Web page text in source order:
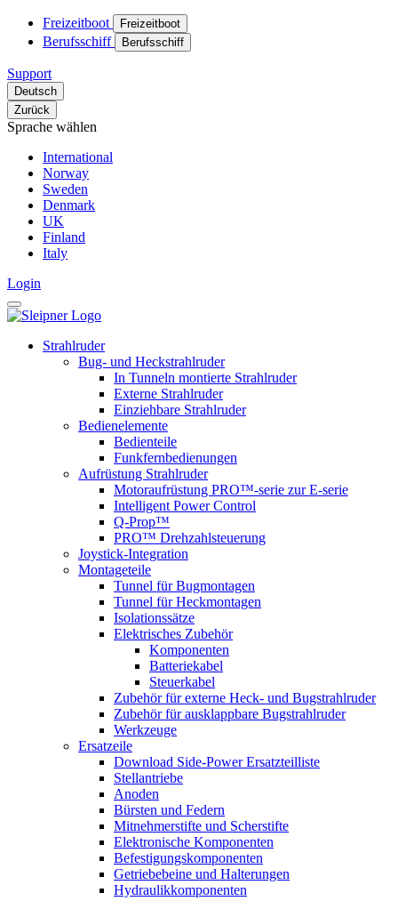
Freizeitboot Freizeitboot
Berufsschiff Berufsschiff
Support
Deutsch
Zurück
Sprache wählen
International
Norway
Sweden
Denmark
UK
Finland
Italy
Login
Strahlruder
Bug- und Heckstrahlruder
In Tunneln montierte Strahlruder
Externe Strahlruder
Einziehbare Strahlruder
Bedienelemente
Bedienteile
Funkfernbedienungen
Aufrüstung Strahlruder
Motoraufrüstung PRO™-serie zur E-serie
Intelligent Power Control
Q-Prop™
PRO™ Drehzahlsteuerung
Joystick-Integration
Montageteile
Tunnel für Bugmontagen
Tunnel für Heckmontagen
Isolationssätze
Elektrisches Zubehör
Komponenten
Batteriekabel
Steuerkabel
Zubehör für externe Heck- und Bugstrahlruder
Zubehör für ausklappbare Bugstrahlruder
Werkzeuge
Ersatzeile
Download Side-Power Ersatzteilliste
Stellantriebe
Anoden
Bürsten und Federn
Mitnehmerstifte und Scherstifte
Elektronische Komponenten
Befestigungskomponenten
Getriebebeine und Halterungen
Hydraulikkomponenten